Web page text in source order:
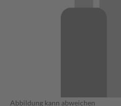
Abbildung kann abweichen